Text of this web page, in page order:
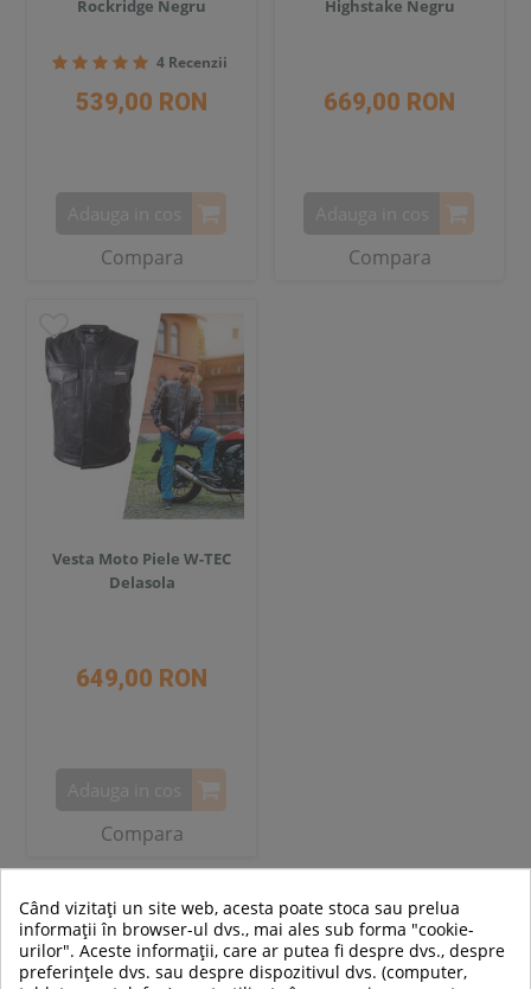
Rockridge Negru
4 Recenzii
539,00 RON
Compara
Highstake Negru
669,00 RON
Compara
Vesta Moto Piele W-TEC
Delasola
649,00 RON
Compara
ARTICOLE SPORTIVE NOI
Când vizitați un site web, acesta poate stoca sau prelua
informații în browser-ul dvs., mai ales sub forma "cookie-
urilor". Aceste informații, care ar putea fi despre dvs., despre
preferințele dvs. sau despre dispozitivul dvs. (computer,